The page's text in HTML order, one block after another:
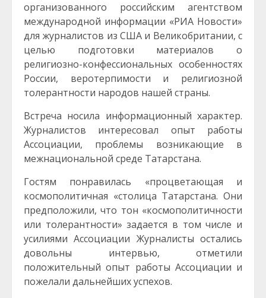
организованного российским агентством
международной информации «РИА Новости»
для журналистов из США и Великобритании, с
целью подготовки материалов о
религиозно-конфессиональных особенностях
России, веротерпимости и религиозной
толерантности народов нашей страны.
Встреча носила информационный характер.
Журналистов интересовал опыт работы
Ассоциации, проблемы возникающие в
межнациональной среде Татарстана.
Гостям понравилась «процветающая и
космополитичная «столица Татарстана. Они
предположили, что тон «космополитичности
или толерантности» задается в том числе и
усилиями Ассоциации Журналисты остались
довольны интервью, отметили
положительный опыт работы Ассоциации и
пожелали дальнейших успехов.